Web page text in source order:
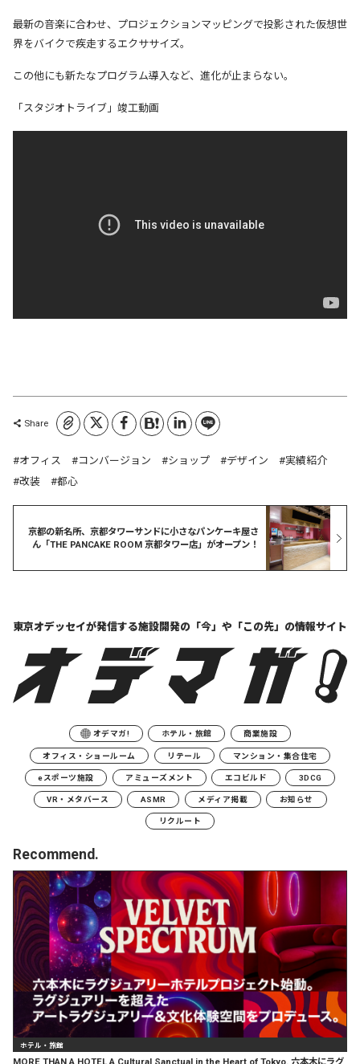
最新の音楽に合わせ、プロジェクションマッピングで投影された仮想世
界をバイクで疾走するエクササイズ。
この他にも新たなプログラム導入など、進化が止まらない。
「スタジオトライブ」竣工動画
Shareコピーしました
オフィス コンバージョン ショップ デザイン
実績紹介
改装
都心
京都の新名所、京都タワーサンドに小さなパンケーキ屋さ
ん「THE PANCAKE ROOM 京都タワー店」がオープン！
東京オデッセイが発信する施設開発の「今」や「この先」の情報サイト
オデマガ! ホテル・旅館 商業施設
オフィス・ショールーム リテール マンション・集合住宅
eスポーツ施設 アミューズメント エコビルド 3DCG
VR・メタバース ASMR メディア掲載 お知らせ
リクルート
Recommend.
ホテル・旅館